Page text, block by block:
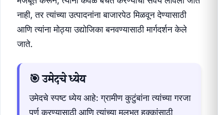
नाही, तर त्यांच्या उत्पादनांना बाजारपेठ मिळवून देण्यासाठी
आणि त्यांना मोठ्या उद्योजिका बनवण्यासाठी मार्गदर्शन केले
जाते.
🎯 उमेदचे ध्येय
उमेदचे स्पष्ट ध्येय आहे: ग्रामीण कुटुंबांना त्यांच्या गरजा
पूर्ण करण्यासाठी आणि त्यांच्या मूलभूत हक्कांसाठी